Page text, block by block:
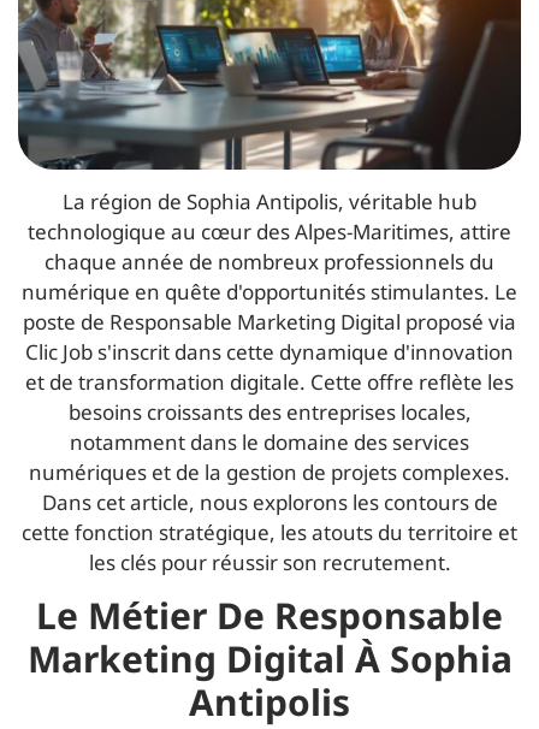
La région de Sophia Antipolis, véritable hub
technologique au cœur des Alpes-Maritimes, attire
chaque année de nombreux professionnels du
numérique en quête d'opportunités stimulantes. Le
poste de Responsable Marketing Digital proposé via
Clic Job s'inscrit dans cette dynamique d'innovation
et de transformation digitale. Cette offre reflète les
besoins croissants des entreprises locales,
notamment dans le domaine des services
numériques et de la gestion de projets complexes.
Dans cet article, nous explorons les contours de
cette fonction stratégique, les atouts du territoire et
les clés pour réussir son recrutement.
Le Métier De Responsable
Marketing Digital À Sophia
Antipolis